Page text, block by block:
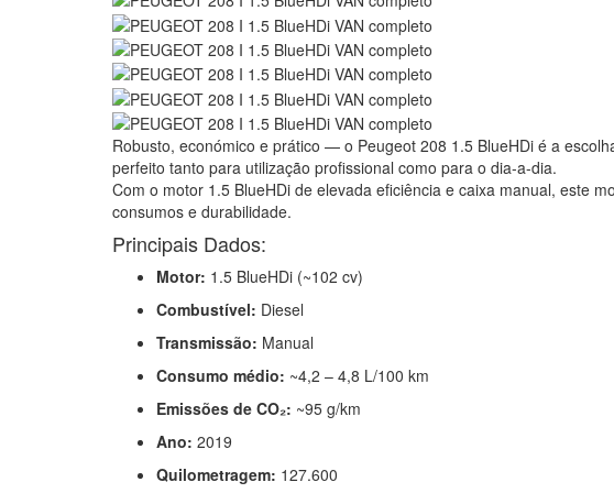
Robusto, económico e prático — o Peugeot 208 1.5 BlueHDi é a
perfeito tanto para utilização profissional como para o dia-a-dia.
Com o motor 1.5 BlueHDi de elevada eficiência e caixa manual, este
consumos e durabilidade.
Principais Dados:
Motor: 1.5 BlueHDi (~102 cv)
Combustível: Diesel
Transmissão: Manual
Consumo médio: ~4,2 – 4,8 L/100 km
Emissões de CO₂: ~95 g/km
Ano: 2019
Quilometragem: 127.600